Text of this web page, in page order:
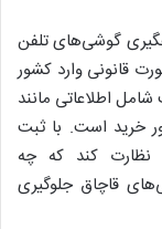
گوشی‌های تلفن
قانونی وارد کشور
اطلاعاتی مانند
خرید است. با ثبت
نظارت کند که چه
قاچاق جلوگیری